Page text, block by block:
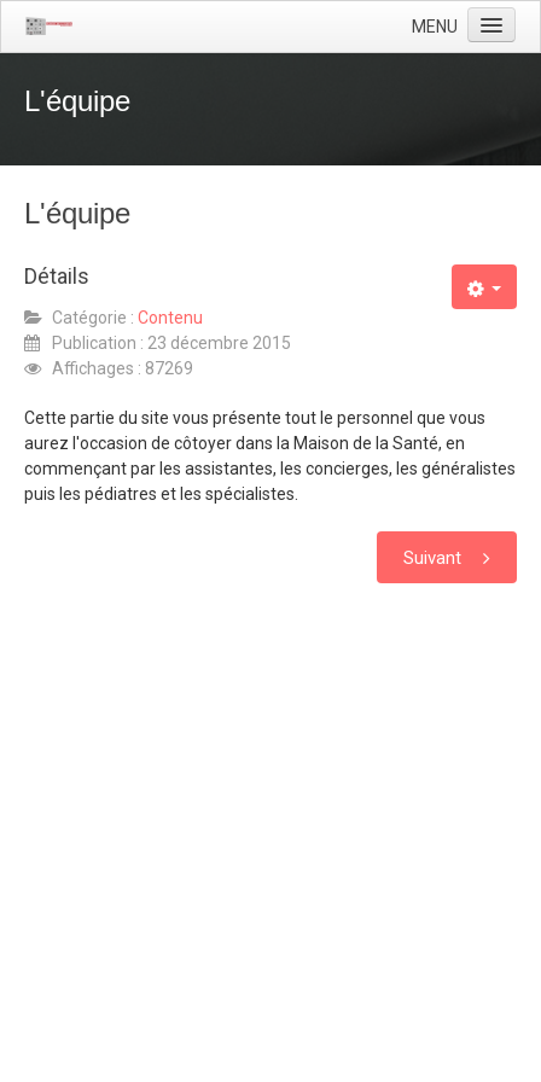
MENU
Localisation
L'équipe
L'équipe
L'équipe
Détails
Catégorie : Contenu
Publication : 23 décembre 2015
Affichages : 87269
Cette partie du site vous présente tout le personnel que vous
aurez l'occasion de côtoyer dans la Maison de la Santé, en
commençant par les assistantes, les concierges, les généralistes
puis les pédiatres et les spécialistes.
Suivant